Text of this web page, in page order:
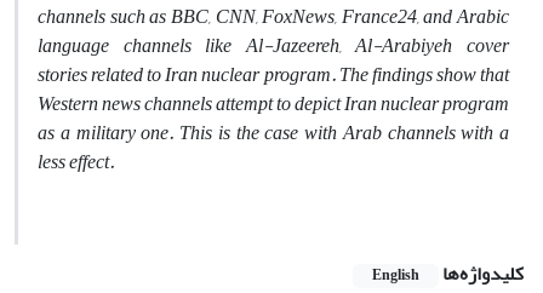
channels such as BBC, CNN, FoxNews, France24, and Arabic
language channels like Al-Jazeereh, Al-Arabiyeh cover
stories related to Iran nuclear program. The findings show that
Western news channels attempt to depict Iran nuclear program
as a military one. This is the case with Arab channels with a
less effect.
کلیدواژه‌ها English